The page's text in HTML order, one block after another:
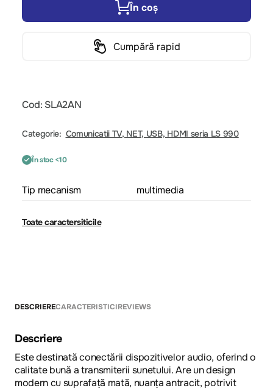
În coș
Cumpără rapid
Cod: SLA2AN
Categorie: Comunicatii TV, NET, USB, HDMI seria LS 990
În stoc <10
Tip mecanism multimedia
Toate caractersiticile
DESCRIERECARACTERISTICIREVIEWS
Descriere
Este destinată conectării dispozitivelor audio, oferind o
calitate bună a transmiterii sunetului. Are un design
modern cu suprafață mată, nuanța antracit, potrivit